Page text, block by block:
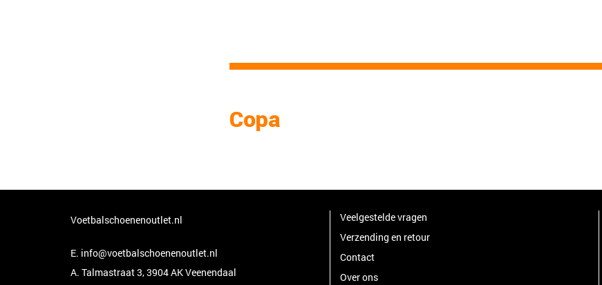
Copa
Voetbalschoenenoutlet.nl
E. info@voetbalschoenenoutlet.nl
A. Talmastraat 3, 3904 AK Veenendaal
Veelgestelde vragen
Verzending en retour
Contact
Over ons